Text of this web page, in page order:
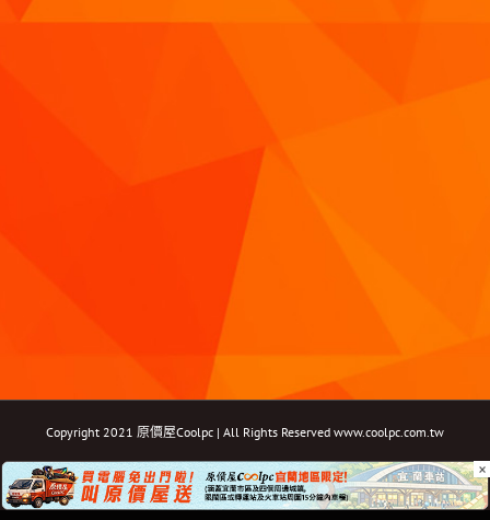
Copyright 2021 原價屋Coolpc | All Rights Reserved www.coolpc.com.tw
FacebookInstagramYouTubeTwitterEmail: ×